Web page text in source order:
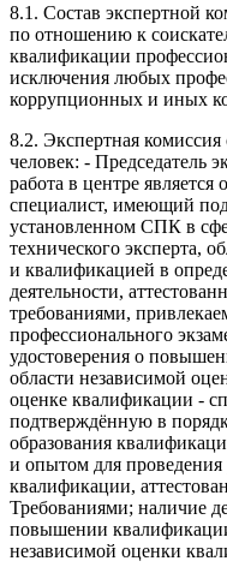
8.1. Состав экспертной
по отношению к
квалификации
исключения любых
коррупционных и иных
8.2. Экспертная
человек: - Председатель
работа в центре
специалист, имеющий
установленном СПК в
технического эксперта,
и квалификацией в
деятельности,
требованиями,
профессионального
удостоверения о
области независимой
оценке квалификации -
подтверждённую в
образования
и опытом для проведения
квалификации,
Требованиями; наличие
повышении
независимой оценки